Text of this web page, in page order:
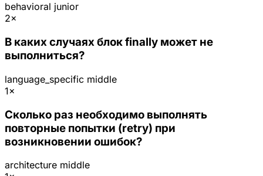
behavioral junior
2×
В каких случаях блок finally может не
выполниться?
language_specific middle
1×
Сколько раз необходимо выполнять
повторные попытки (retry) при
возникновении ошибок?
architecture middle